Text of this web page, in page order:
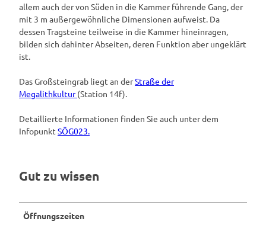
allem auch der von Süden in die Kammer führende Gang, der
mit 3 m außergewöhnliche Dimensionen aufweist. Da
dessen Tragsteine teilweise in die Kammer hineinragen,
bilden sich dahinter Abseiten, deren Funktion aber ungeklärt
ist.
Das Großsteingrab liegt an derStraße der
Megalithkultur(Station 14f).
Detaillierte Informationen finden Sie auch unter dem
Infopunkt SÖG023.
Gut zu wissen
Öffnungszeiten